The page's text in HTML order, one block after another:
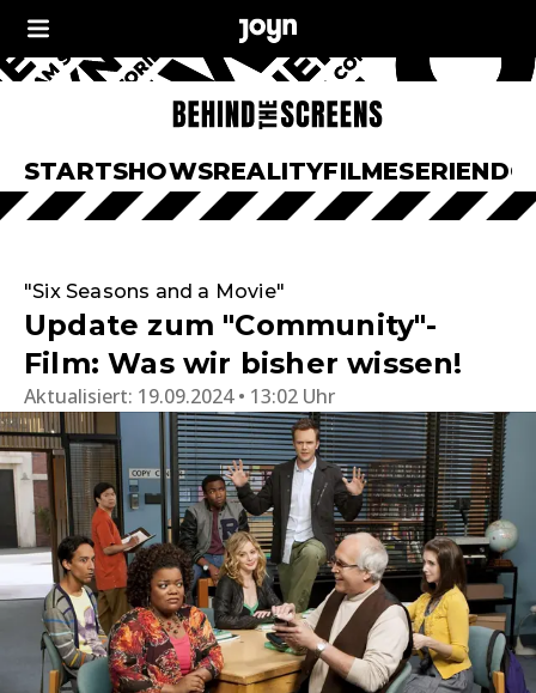
STARTSHOWSREALITYFILMESERIEN
"Six Seasons and a Movie"
Update zum "Community"-
Film: Was wir bisher wissen!
Aktualisiert: 19.09.2024 • 13:02 Uhr